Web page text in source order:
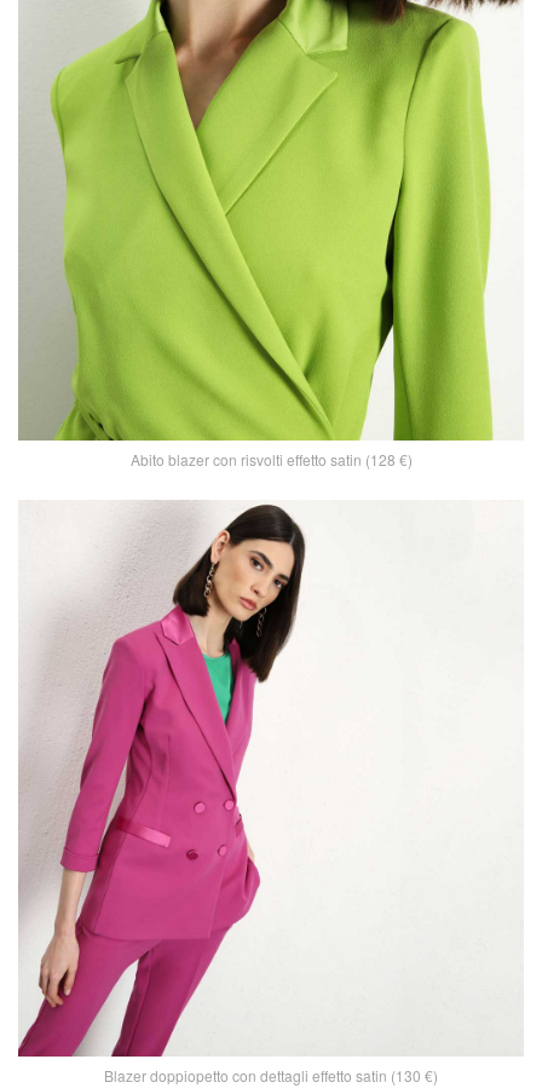
Abito blazer con risvolti effetto satin (128 €)
Blazer doppiopetto con dettagli effetto satin (130 €)